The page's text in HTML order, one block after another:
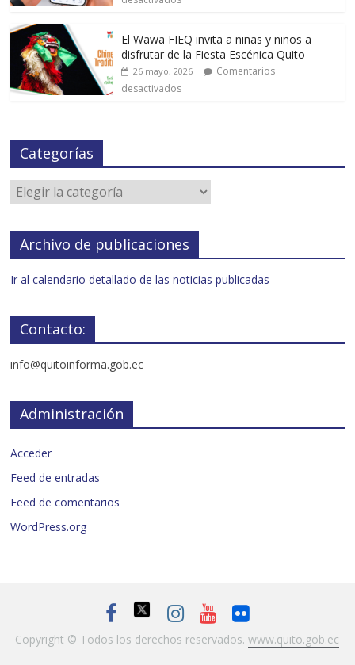
El Wawa FIEQ invita a niñas y niños a
disfrutar de la Fiesta Escénica Quito
26 mayo, 2026
Comentarios
desactivados
Categorías
Archivo de publicaciones
Ir al calendario detallado de las noticias publicadas
Contacto:
info@quitoinforma.gob.ec
Administración
Acceder
Feed de entradas
Feed de comentarios
WordPress.org
Copyright © Todos los derechos reservados.www.quito.gob.ec